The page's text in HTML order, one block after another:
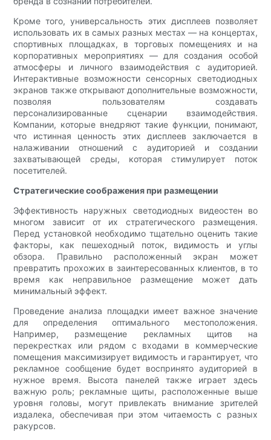
Кроме того, универсальность этих дисплеев позволяет
использовать их в самых разных местах — на концертах,
спортивных площадках, в торговых помещениях и на
корпоративных мероприятиях — для создания особой
атмосферы и личного взаимодействия с аудиторией.
Интерактивные возможности сенсорных светодиодных
экранов также открывают дополнительные возможности,
позволяя пользователям создавать
персонализированные сценарии взаимодействия.
Компании, которые внедряют такие функции, понимают,
что истинная ценность этих дисплеев заключается в
налаживании отношений с аудиторией и создании
захватывающей среды, которая стимулирует поток
посетителей.
Стратегические соображения при размещении
Эффективность наружных светодиодных видеостен во
многом зависит от их стратегического размещения.
Перед установкой необходимо тщательно оценить такие
факторы, как пешеходный поток, видимость и углы
обзора. Правильно расположенный экран может
превратить прохожих в заинтересованных клиентов, в то
время как неправильное размещение может дать
минимальный эффект.
Проведение анализа площадки имеет важное значение
для определения оптимального местоположения.
Например, размещение рекламных щитов на
перекрестках или рядом с входами в коммерческие
помещения максимизирует видимость и гарантирует, что
рекламное сообщение будет воспринято аудиторией в
нужное время. Высота панелей также играет здесь
важную роль; рекламные щиты, расположенные выше
уровня головы, могут привлекать внимание зрителей
издалека, обеспечивая при этом читаемость с разных
ракурсов.